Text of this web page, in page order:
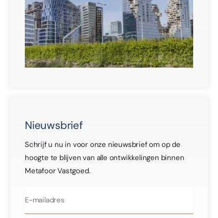
Nieuwsbrief
Schrijf u nu in voor onze nieuwsbrief om op de
hoogte te blijven van alle ontwikkelingen binnen
Metafoor Vastgoed.